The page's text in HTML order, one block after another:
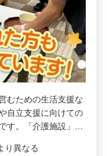
むための生活支援な
自立支援に向けての
す。「介護施設」…
り異なる